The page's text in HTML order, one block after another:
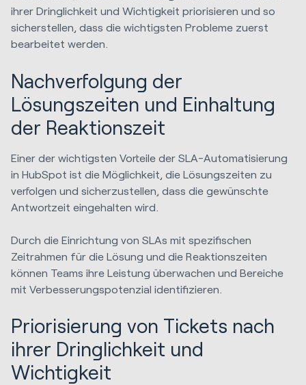
ihrer Dringlichkeit und Wichtigkeit priorisieren und so
sicherstellen, dass die wichtigsten Probleme zuerst
bearbeitet werden.
Nachverfolgung der
Lösungszeiten und Einhaltung
der Reaktionszeit
Einer der wichtigsten Vorteile der SLA-Automatisierung
in HubSpot ist die Möglichkeit, die Lösungszeiten zu
verfolgen und sicherzustellen, dass die gewünschte
Antwortzeit eingehalten wird.
Durch die Einrichtung von SLAs mit spezifischen
Zeitrahmen für die Lösung und die Reaktionszeiten
können Teams ihre Leistung überwachen und Bereiche
mit Verbesserungspotenzial identifizieren.
Priorisierung von Tickets nach
ihrer Dringlichkeit und
Wichtigkeit